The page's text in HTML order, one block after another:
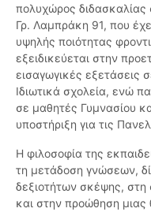
πολυχώρος διδασκαλίας
Γρ. Λαμπράκη 91, που
υψηλής ποιότητας
εξειδικεύεται στην
εισαγωγικές εξετάσεις
Ιδιωτικά σχολεία, ενώ
σε μαθητές Γυμνασίου
υποστήριξη για τις
Η φιλοσοφία της
τη μετάδοση γνώσεων,
δεξιοτήτων σκέψης,
και στην προώθηση μιας